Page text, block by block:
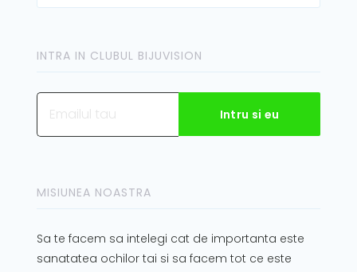
INTRA IN CLUBUL BIJUVISION
MISIUNEA NOASTRA
Sa te facem sa intelegi cat de importanta este
sanatatea ochilor tai si sa facem tot ce este